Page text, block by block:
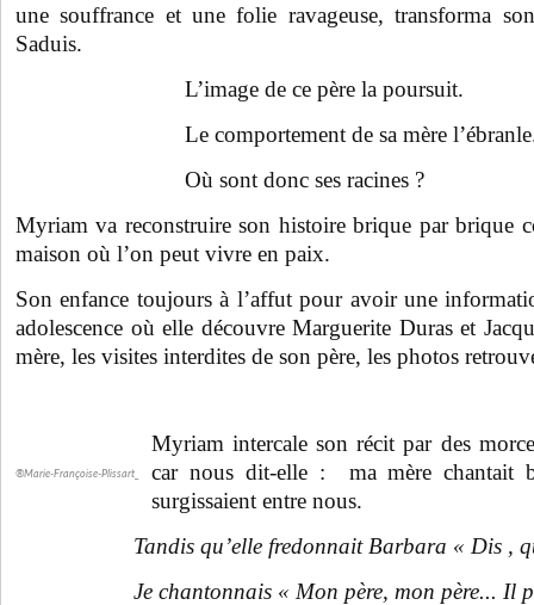
une souffrance et une folie ravageuse, transforma
Saduis.
L’image de ce père la poursuit.
Le comportement de sa mère
Où sont donc ses racines ?
Myriam va reconstruire son histoire brique par brique
maison où l’on peut vivre en paix.
Son enfance toujours à l’affut pour avoir une
adolescence où elle découvre Marguerite Duras et
mère, les visites interdites de son père, les photos
®Marie-Françoise-Plissart_
Myriam intercale son récit par des
car nous dit-elle : ma mère chantait
surgissaient entre nous.
Tandis qu’elle fredonnait Barbara « Dis ,
Je chantonnais « Mon père, mon père... Il